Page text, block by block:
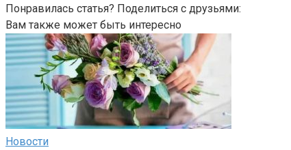
Понравилась статья? Поделиться с друзьями:
Вам также может быть интересно
Новости